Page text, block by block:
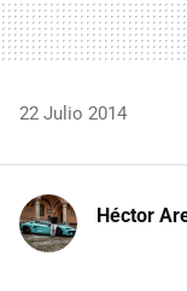
22 Julio 2014
Héctor